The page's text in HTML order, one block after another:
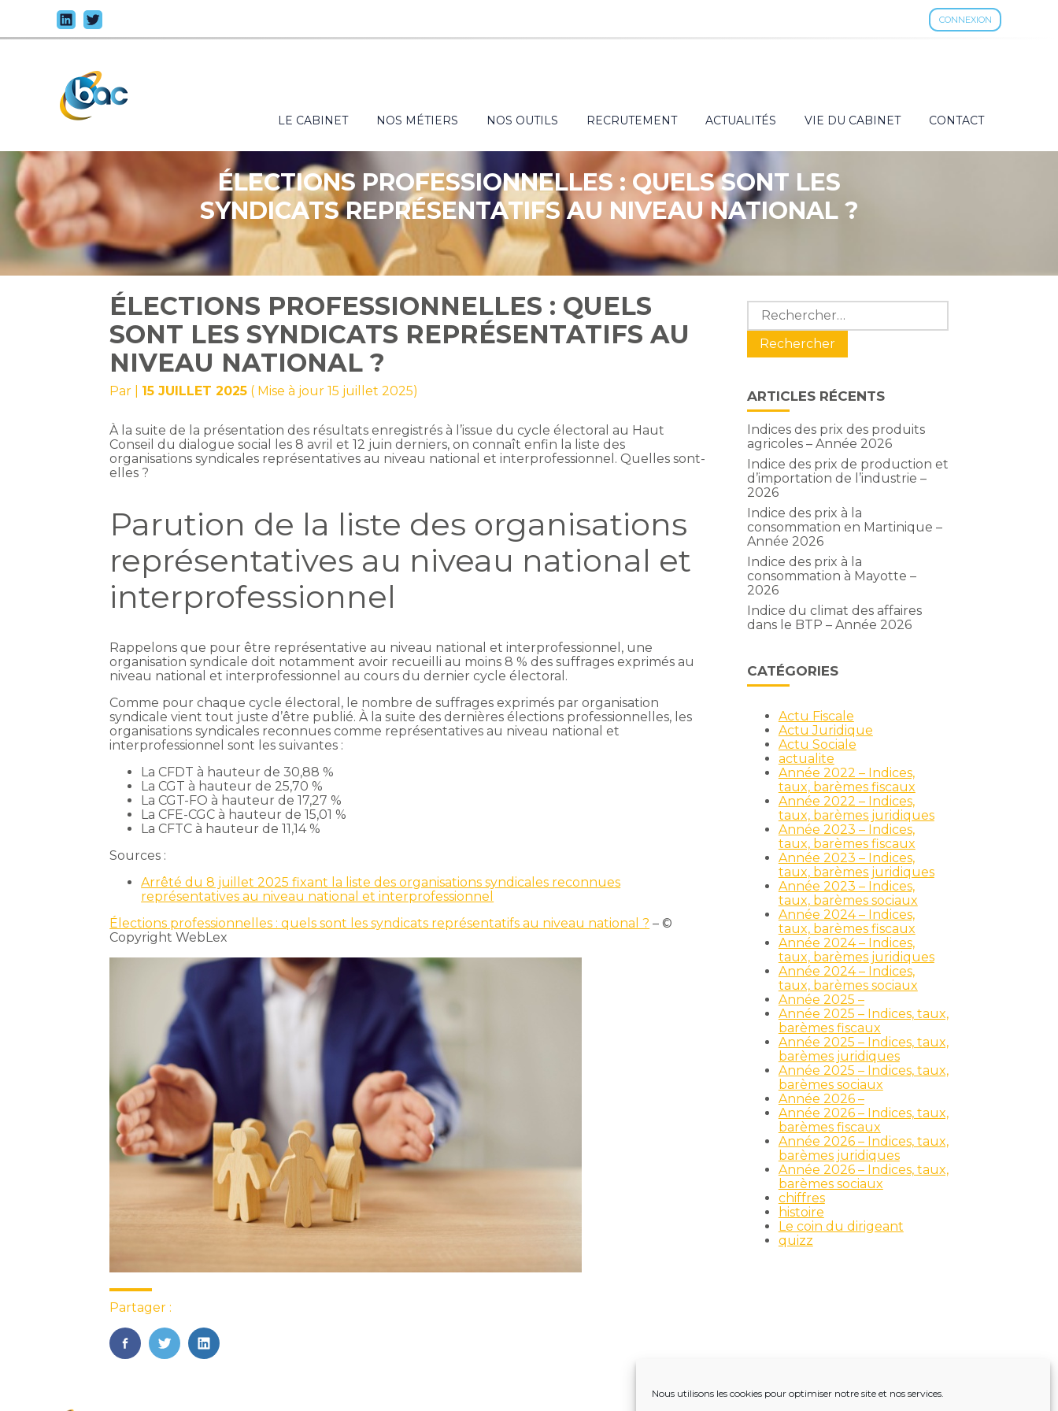
Nous utilisons les cookies pour optimiser notre site et nos services.
CONNEXION
au
contenu
Principal
LE CABINET NOS MÉTIERS NOS OUTILS RECRUTEMENT ACTUALITÉS VIE DU CABINET CONTACT
ÉLECTIONS PROFESSIONNELLES : QUELS SONT LES
SYNDICATS REPRÉSENTATIFS AU NIVEAU NATIONAL ?
ÉLECTIONS PROFESSIONNELLES : QUELS
SONT LES SYNDICATS REPRÉSENTATIFS AU
NIVEAU NATIONAL ?
Par 15 JUILLET 2025 ( Mise à jour 15 juillet 2025)
À la suite de la présentation des résultats enregistrés à l’issue du cycle électoral au Haut
Conseil du dialogue social les 8 avril et 12 juin derniers, on connaît enfin la liste des
organisations syndicales représentatives au niveau national et interprofessionnel. Quelles sont-
elles ?
Parution de la liste des organisations
représentatives au niveau national et
interprofessionnel
Rappelons que pour être représentative au niveau national et interprofessionnel, une
organisation syndicale doit notamment avoir recueilli au moins 8 % des suffrages exprimés au
niveau national et interprofessionnel au cours du dernier cycle électoral.
Comme pour chaque cycle électoral, le nombre de suffrages exprimés par organisation
syndicale vient tout juste d’être publié. À la suite des dernières élections professionnelles, les
organisations syndicales reconnues comme représentatives au niveau national et
interprofessionnel sont les suivantes :
La CFDT à hauteur de 30,88 %
La CGT à hauteur de 25,70 %
La CGT-FO à hauteur de 17,27 %
La CFE-CGC à hauteur de 15,01 %
La CFTC à hauteur de 11,14 %
Sources :
Arrêté du 8 juillet 2025 fixant la liste des organisations syndicales reconnues
représentatives au niveau national et interprofessionnel
Élections professionnelles : quels sont les syndicats représentatifs au niveau national ? – ©
Copyright WebLex
Partager :
FaceBook
TwitterLinkedIn
Blog
sidebar
Rechercher :
ARTICLES RÉCENTS
Indices des prix des produits
agricoles – Année 2026
Indice des prix de production et
d’importation de l’industrie –
2026
Indice des prix à la
consommation en Martinique –
Année 2026
Indice des prix à la
consommation à Mayotte –
2026
Indice du climat des affaires
dans le BTP – Année 2026
CATÉGORIES
Actu Fiscale
Actu Juridique
Actu Sociale
actualite
Année 2022 – Indices,
taux, barèmes fiscaux
Année 2022 – Indices,
taux, barèmes juridiques
Année 2023 – Indices,
taux, barèmes fiscaux
Année 2023 – Indices,
taux, barèmes juridiques
Année 2023 – Indices,
taux, barèmes sociaux
Année 2024 – Indices,
taux, barèmes fiscaux
Année 2024 – Indices,
taux, barèmes juridiques
Année 2024 – Indices,
taux, barèmes sociaux
Année 2025 –
Année 2025 – Indices, taux,
barèmes fiscaux
Année 2025 – Indices, taux,
barèmes juridiques
Année 2025 – Indices, taux,
barèmes sociaux
Année 2026 –
Année 2026 – Indices, taux,
barèmes fiscaux
Année 2026 – Indices, taux,
barèmes juridiques
Année 2026 – Indices, taux,
barèmes sociaux
chiffres
histoire
Le coin du dirigeant
quizz